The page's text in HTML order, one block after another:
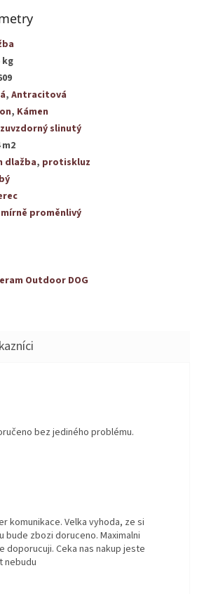
kg
, Antracitová
, Kámen
slinutý
m2
dlažba, protiskluz
mírně proměnlivý
Outdoor DOG
obchodu je 5 z 5 hvězdiček.
bez jediného problému.
obchodu je 5 z 5 hvězdiček.
komunikace. Velka vyhoda, ze si
bude zbozi doruceno. Maximalni
doporucuji. Ceka nas nakup jeste
nebudu